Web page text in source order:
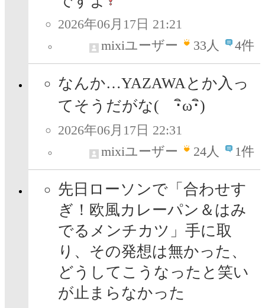
2026年06月17日 21:21
mixiユーザー
33人 4件
なんか…YAZAWAとか入っ
てそうだがな( ･ิω･ิ)
2026年06月17日 22:31
mixiユーザー
24人 1件
先日ローソンで「合わせす
ぎ！欧風カレーパン＆はみ
でるメンチカツ」手に取
り、その発想は無かった、
どうしてこうなったと笑い
が止まらなかった